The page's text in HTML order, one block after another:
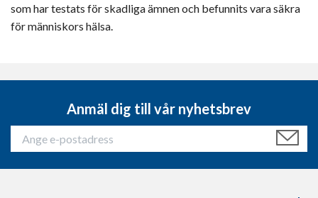
som har testats för skadliga ämnen och befunnits vara säkra
för människors hälsa.
Anmäl dig till vår nyhetsbrev